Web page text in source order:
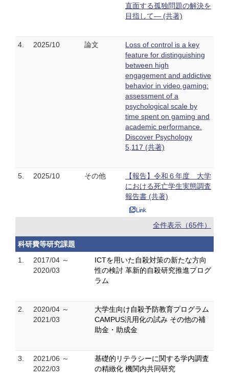
直面する孤独問題の解決を
目指して― (共著)
4. 2025/10 論文
Loss of control is a key
feature for distinguishing
between high
engagement and addictive
behavior in video gaming:
assessment of a
psychological scale by
time spent on gaming and
academic performance.
Discover Psychology
5,117 (共著)
5. 2025/10 その他
【報告】令和６年度 大学
における死亡学生実態調査
報告書 (共著)
全件表示（65件）
科研費等研究課題
1.
2017/04 ～
2020/03
ICTを用いた自殺対策の新たな方向
性の検討 革新的自殺研究推進プログ
ラム
2.
2020/04 ～
2021/03
大学生向け自殺予防教育プログラム
CAMPUS汎用化の試み その他の補
助金・助成金
3.
2021/06 ～
2022/03
基礎的リテラシーに関する学内調査
の精緻化 機関内共同研究